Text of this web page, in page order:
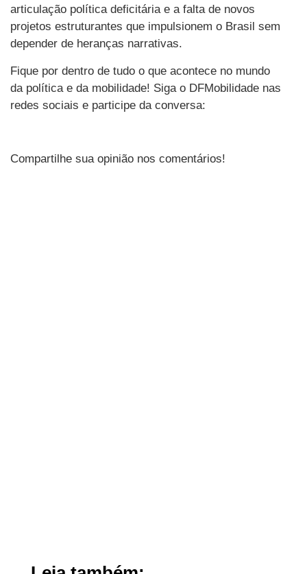
articulação política deficitária e a falta de novos
projetos estruturantes que impulsionem o Brasil sem
depender de heranças narrativas.
Fique por dentro de tudo o que acontece no mundo
da política e da mobilidade! Siga o DFMobilidade nas
redes sociais e participe da conversa:
Compartilhe sua opinião nos comentários!